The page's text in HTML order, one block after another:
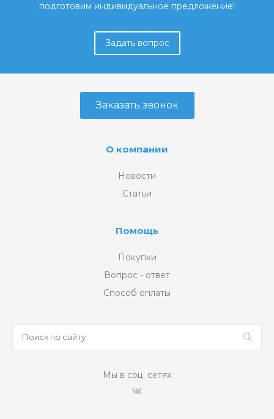
подготовим индивидуальное предложение!
Задать вопрос
Заказать звонок
О компании
Новости
Статьи
Помощь
Покупки
Вопрос - ответ
Способ оплаты
Мы в соц. сетях